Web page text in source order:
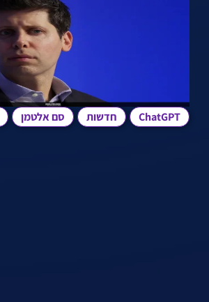
ChatGPT חדשות סם אלטמן